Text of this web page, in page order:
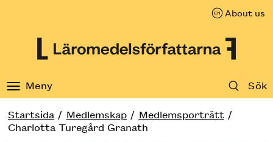
About us
Meny Sök
Startsida Medlemskap
Medlemsporträtt
Charlotta Turegård Granath